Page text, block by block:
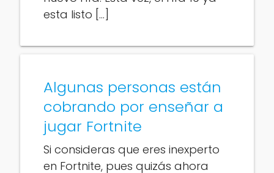
esta listo […]
Algunas personas están
cobrando por enseñar a
jugar Fortnite
Si consideras que eres inexperto
en Fortnite, pues quizás ahora